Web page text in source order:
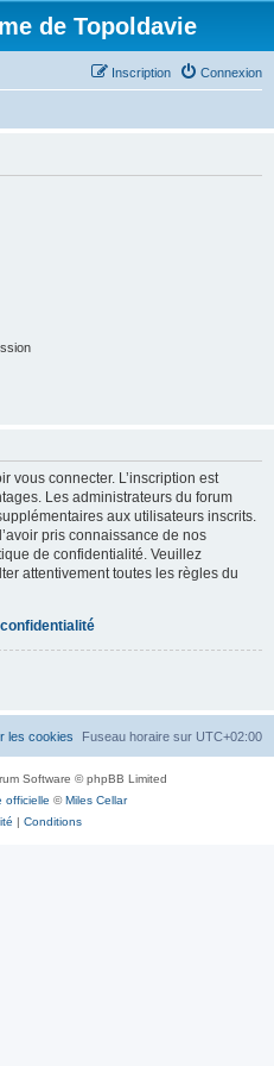
de Topoldavie
Connexion
Inscription
vous connecter. L’inscription est
Les administrateurs du forum
aux utilisateurs inscrits.
pris connaissance de nos
de confidentialité. Veuillez
attentivement toutes les règles du
Fuseau horaire sur UTC+02:00
les cookies
Software © phpBB Limited
officielle ©Miles Cellar
| Conditions